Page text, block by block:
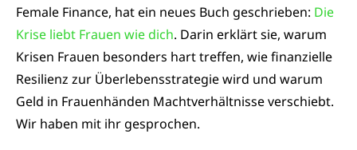
Female Finance, hat ein neues Buch geschrieben: Die
Krise liebt Frauen wie dich. Darin erklärt sie, warum
Krisen Frauen besonders hart treffen, wie finanzielle
Resilienz zur Überlebensstrategie wird und warum
Geld in Frauenhänden Machtverhältnisse verschiebt.
Wir haben mit ihr gesprochen.